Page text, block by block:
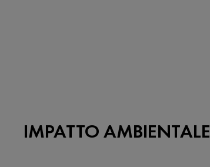
IMPATTO AMBIENTALE